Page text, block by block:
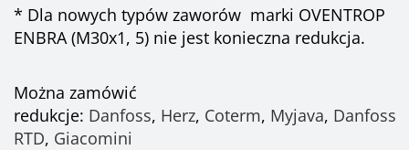
* Dla nowych typów zaworów marki OVENTROP
ENBRA (M30x1, 5) nie jest konieczna redukcja.
Można zamówić
redukcje: Danfoss, Herz, Coterm, Myjava, Danfoss
RTD, Giacomini